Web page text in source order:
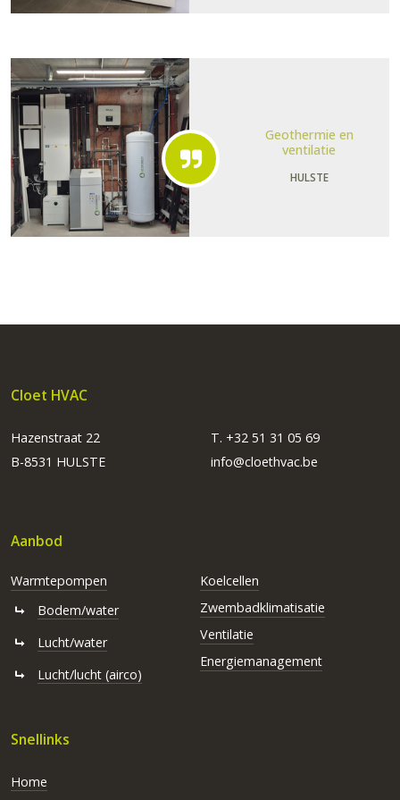
Geothermie en
ventilatie
HULSTE
Cloet HVAC
Hazenstraat 22
B-8531 HULSTE
T. +32 51 31 05 69
info@cloethvac.be
Aanbod
Warmtepompen
Bodem/water
Lucht/water
Lucht/lucht (airco)
Koelcellen
Zwembadklimatisatie
Ventilatie
Energiemanagement
Snellinks
Home